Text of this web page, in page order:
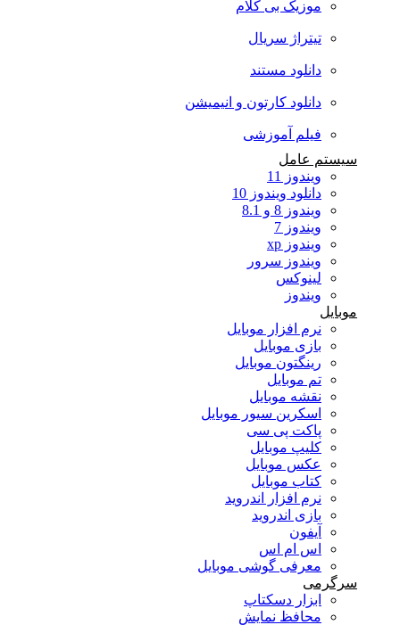
موزیک بی کلام
تیتراژ سریال
دانلود مستند
دانلود کارتون و انیمیشن
فیلم آموزشی
سیستم عامل
ویندوز 11
دانلود ویندوز 10
ویندوز 8 و 8.1
ویندوز 7
ویندوز xp
ویندوز سرور
لینوکس
ویندوز
موبایل
نرم افزار موبایل
بازی موبایل
رینگتون موبایل
تم موبایل
نقشه موبایل
اسکرین سیور موبایل
پاکت پی سی
کلیپ موبایل
عکس موبایل
کتاب موبایل
نرم افزار اندروید
بازی اندروید
آیفون
اس ام اس
معرفی گوشی موبایل
سرگرمی
ابزار دسکتاپ
محافظ نمایش